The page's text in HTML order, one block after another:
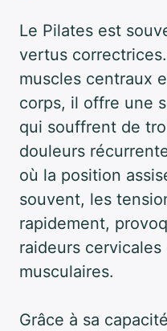
Le Pilates est
vertus
muscles centraux
corps, il offre une
qui souffrent de
douleurs
où la position
souvent, les
rapidement,
raideurs
musculaires.
Grâce à sa